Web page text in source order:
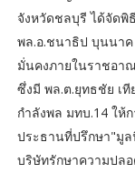
จังหวัดชลบุรี ได้จัดพิ
พล.อ.ชนาธิป บุนนาค
มั่นคงภายในราชอา
ซึ่งมี พล.ต.ยุทธชัย เ
กำลังพล มทบ.14 ให้
ประธานที่ปรึกษา"มูล
บริษัทรักษาความปล